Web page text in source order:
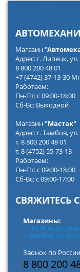
Магазин
Адрес: г. Липецк,
8 800 200 48 01
+7 (4742) 37-13-30
Работаем:
Пн-Пт: с 09:00-18:00
Сб-Вс: Выходной
Магазин"Мастак"
Адрес: г. Тамбов,
т. 8 800 200 48 01
т. 8 (4752) 55-73-13
Работаем:
Пн-Пт: с 09:00-18:00
Сб-Вс: с 09:00-17:00
СВЯЖИТЕСЬ
Магазины:
г. Липецк, ул.
г. Тамбов, ул.
Звонок по
8 800 200